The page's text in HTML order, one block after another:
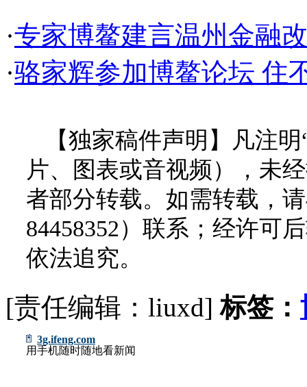
·专家博鳌建言温州金融
·骆家辉参加博鳌论坛 住
【独家稿件声明】凡注
片、图表或音视频），未
者部分转载。如需转载，
84458352）联系；经许可
依法追究。
[责任编辑：liuxd]标签：
3g.ifeng.com
用手机随时随地看新闻